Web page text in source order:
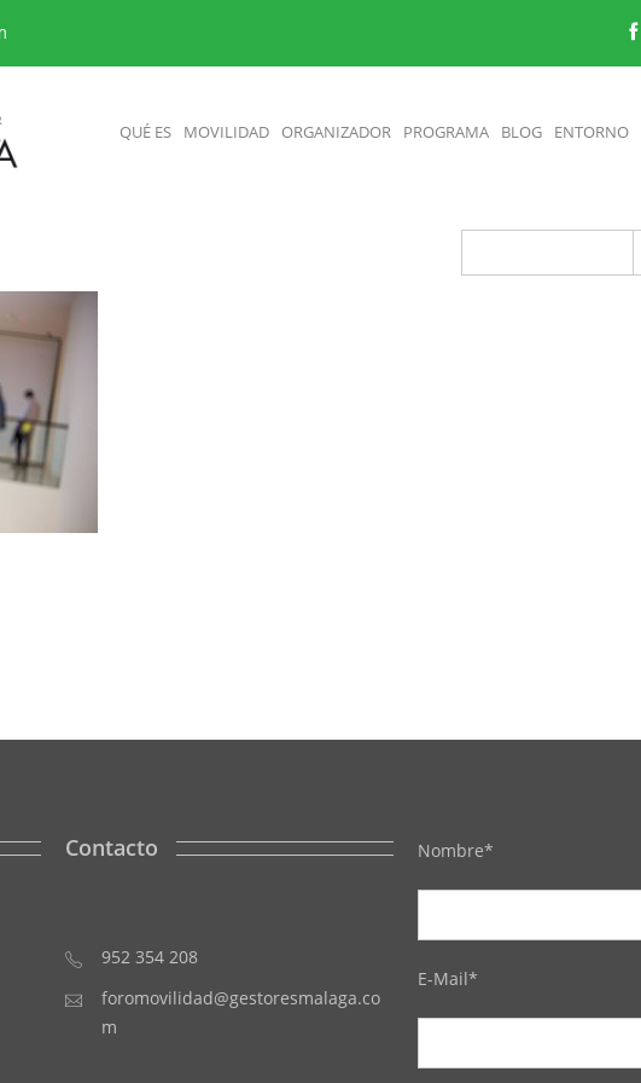
QUÉ ES MOVILIDAD ORGANIZADOR PROGRAMA BLOG ENTORNO
Contacto
952 354 208
foromovilidad@gestoresmalaga.co
m
Nombre*
E-Mail*